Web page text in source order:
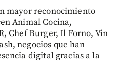
mayor reconocimiento
Animal Cocina,
Chef Burger, Il Forno, Vin
negocios que han
digital gracias a la